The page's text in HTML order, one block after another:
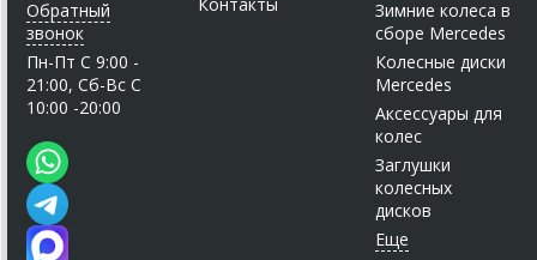
Обратный
звонок
Пн-Пт C 9:00 -
21:00, Сб-Вс С
10:00 -20:00
Контакты
Зимние колеса в
сборе Mercedes
Колесные диски
Mercedes
Аксессуары для
колес
Заглушки
колесных
дисков